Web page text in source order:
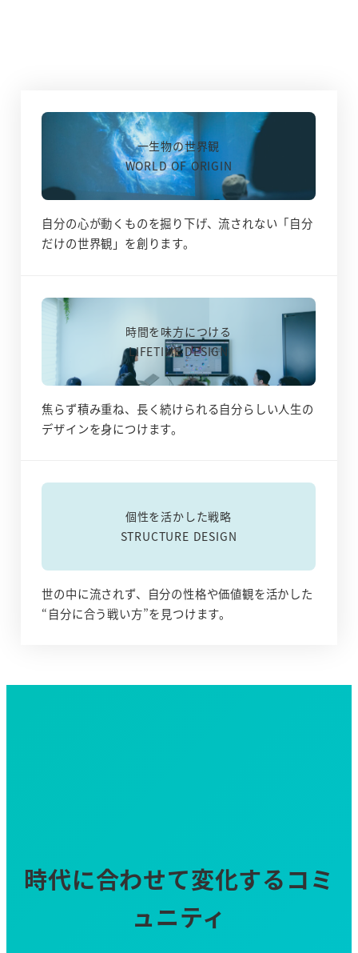
一生物の世界観
WORLD OF ORIGIN
自分の心が動くものを掘り下げ、流されない「自分
だけの世界観」を創ります。
時間を味方につける
LIFETIME DESIGN
焦らず積み重ね、長く続けられる自分らしい人生の
デザインを身につけます。
個性を活かした戦略
STRUCTURE DESIGN
世の中に流されず、自分の性格や価値観を活かした
“自分に合う戦い方”を見つけます。
時代に合わせて変化するコミ
ュニティ